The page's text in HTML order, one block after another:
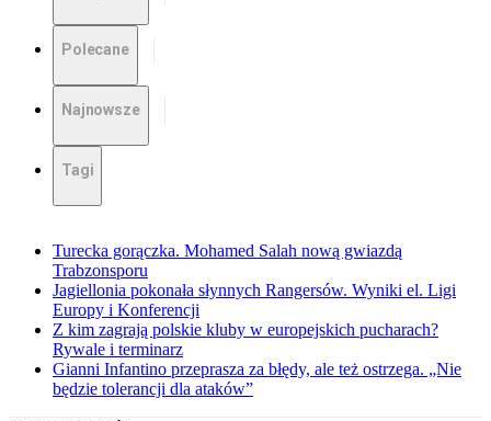
Polecane
Najnowsze
Tagi
Turecka gorączka. Mohamed Salah nową gwiazdą
Trabzonsporu
Jagiellonia pokonała słynnych Rangersów. Wyniki el. Ligi
Europy i Konferencji
Z kim zagrają polskie kluby w europejskich pucharach?
Rywale i terminarz
Gianni Infantino przeprasza za błędy, ale też ostrzega. „Nie
będzie tolerancji dla ataków”